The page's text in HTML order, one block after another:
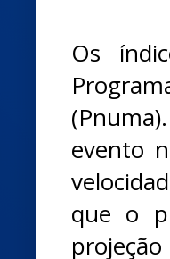
Os
evento
que o